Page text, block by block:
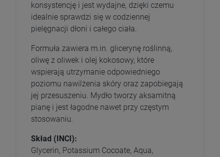
konsystencję i jest wydajne, dzięki czemu
idealnie sprawdzi się w codziennej
pielęgnacji dłoni i całego ciała.
Formuła zawiera m.in. glicerynę roślinną,
oliwę z oliwek i olej kokosowy, które
wspierają utrzymanie odpowiedniego
poziomu nawilżenia skóry oraz zapobiegają
jej przesuszeniu. Mydło tworzy aksamitną
pianę i jest łagodne nawet przy częstym
stosowaniu.
Skład (INCI):
Glycerin, Potassium Cocoate, Aqua,